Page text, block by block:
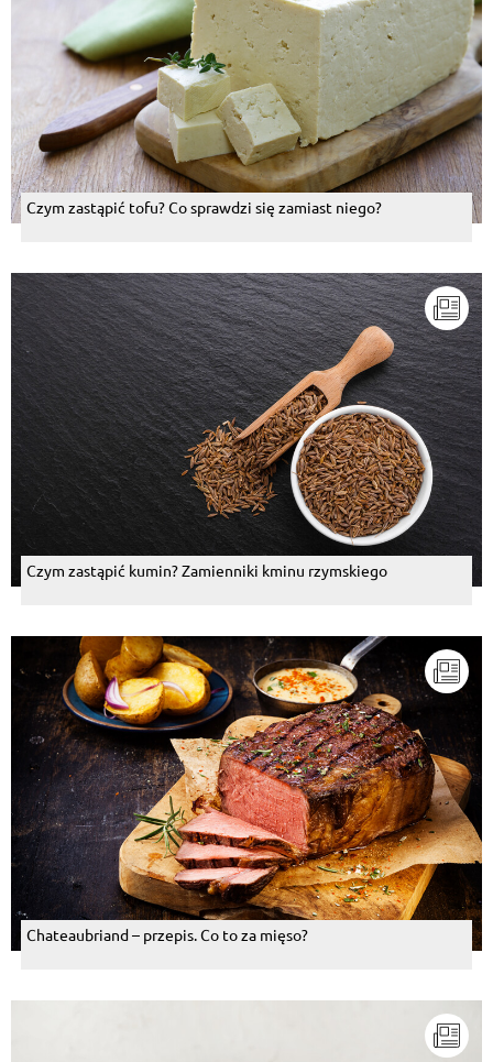
Czym zastąpić tofu? Co sprawdzi się zamiast niego?
Czym zastąpić kumin? Zamienniki kminu rzymskiego
Chateaubriand – przepis. Co to za mięso?